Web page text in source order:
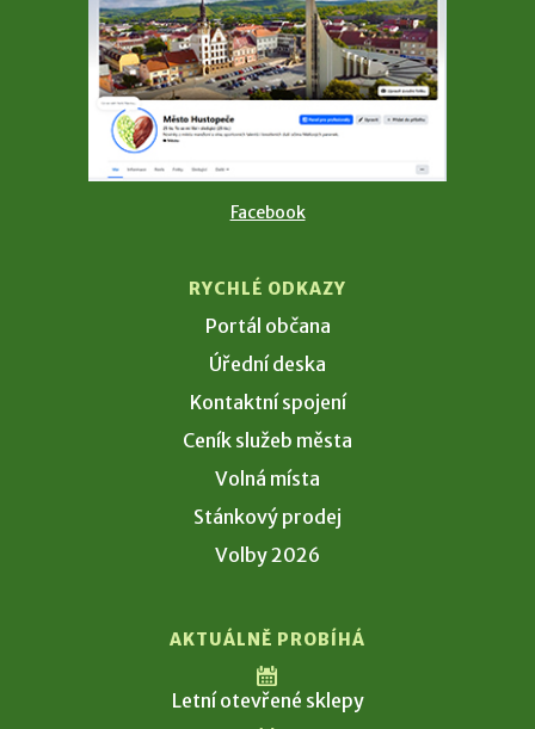
Facebook
RYCHLÉ ODKAZY
Portál občana
Úřední deska
Kontaktní spojení
Ceník služeb města
Volná místa
Stánkový prodej
Volby 2026
AKTUÁLNĚ PROBÍHÁ
Letní otevřené sklepy